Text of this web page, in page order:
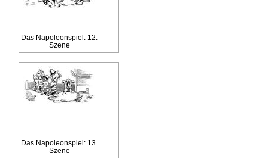
Das Napoleonspiel: 12.
Szene
Das Napoleonspiel: 13.
Szene